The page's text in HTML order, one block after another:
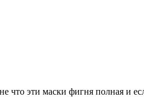
что эти маски фигня полная и